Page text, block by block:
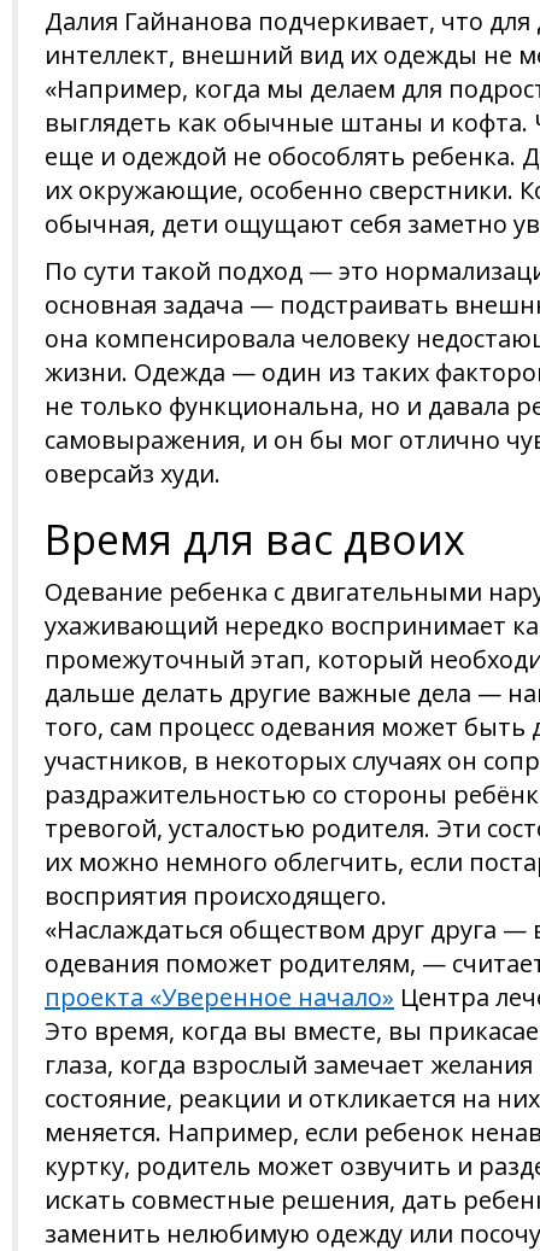
Далия Гайнанова подчеркивает, что
интеллект, внешний вид их одежды не
«Например, когда мы делаем для
выглядеть как обычные штаны и кофта.
еще и одеждой не обособлять ребенка.
их окружающие, особенно сверстники.
обычная, дети ощущают себя заметно
По сути такой подход — это
основная задача — подстраивать
она компенсировала человеку
жизни. Одежда — один из таких
не только функциональна, но и давала
самовыражения, и он бы мог отлично
оверсайз худи.
Время для вас двоих
Одевание ребенка с двигательными
ухаживающий нередко воспринимает
промежуточный этап, который
дальше делать другие важные дела —
того, сам процесс одевания может
участников, в некоторых случаях он
раздражительностью со стороны
тревогой, усталостью родителя. Эти
их можно немного облегчить, если
восприятия происходящего.
«Наслаждаться обществом друг друга —
одевания поможет родителям, —
проекта «Уверенное начало» Центра
Это время, когда вы вместе, вы
глаза, когда взрослый замечает
состояние, реакции и откликается на
меняется. Например, если ребенок
куртку, родитель может озвучить и
искать совместные решения, дать
заменить нелюбимую одежду или